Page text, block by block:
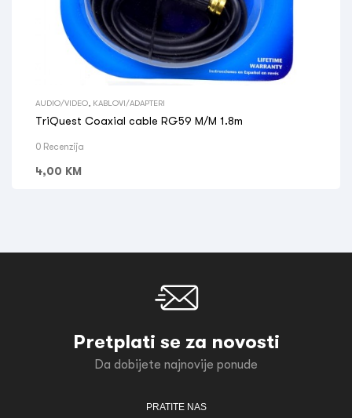
AUDIO/VIDEO KABLOVI/ADAPTERI
TriQuest Coaxial cable RG59 M/M 1.8m
0 Recenzija
4,00 KM
Pretplati se za novosti
Da dobijete najnovije ponude
PRATITE NAS